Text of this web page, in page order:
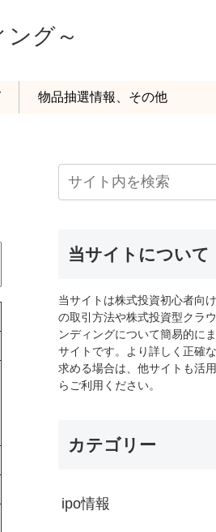
グ～
物品抽選情報、その他
当サイトについて
当サイトは株式投資初心者向
の取引方法や株式投資型クラ
ンディングについて簡易的に
サイトです。より詳しく正確
求める場合は、他サイトも活
らご利用ください。
カテゴリー
ipo情報